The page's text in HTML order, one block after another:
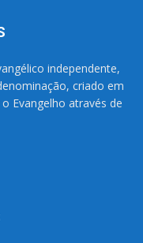
independente,
criado em
Evangelho através de